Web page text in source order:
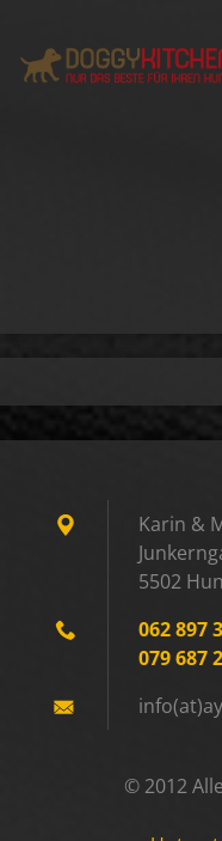
Karin &
5502
062 897
079 687
© 2012